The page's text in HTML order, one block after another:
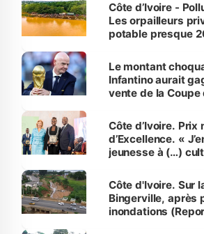
Côte d’Ivoire -
Les orpailleurs
potable presque
Le montant
Infantino aurait
vente de la Coupe
Côte d’Ivoire. Prix
d’Excellence. «
jeunesse à (…)
(Alassane Ouattara
Côte d'Ivoire. Sur
Bingerville, après
inondations